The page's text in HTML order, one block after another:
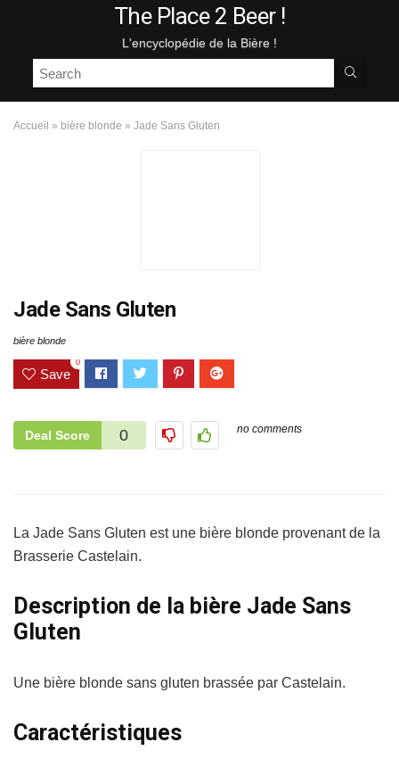
The Place 2 Beer !
L'encyclopédie de la Bière !
Accueil » bière blonde » Jade Sans Gluten
Jade Sans Gluten
bière blonde
Save
0
Deal Score 0 no comments
La Jade Sans Gluten est une bière blonde provenant de la
Brasserie Castelain.
Description de la bière Jade Sans
Gluten
Une bière blonde sans gluten brassée par Castelain.
Caractéristiques